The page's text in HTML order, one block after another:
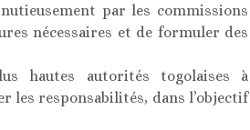
par les commissions
nécessaires et de formuler des
hautes autorités togolaises à
les responsabilités, dans l’objectif